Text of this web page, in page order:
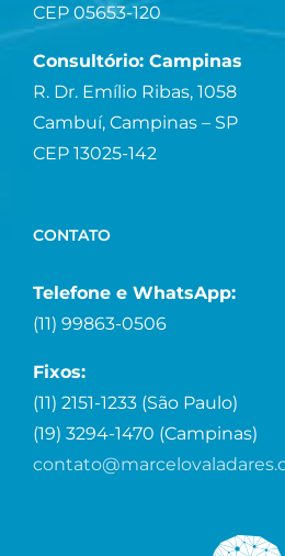
CEP 05653-120
Consultório: Campinas
R. Dr. Emílio Ribas, 1058
Cambuí, Campinas – SP
CEP 13025-142
CONTATO
Telefone e WhatsApp:
(11) 99863-0506
Fixos:
(11) 2151-1233 (São Paulo)
(19) 3294-1470 (Campinas)